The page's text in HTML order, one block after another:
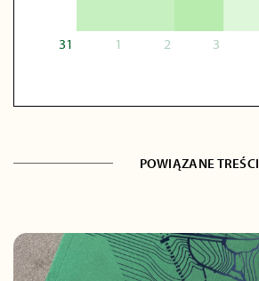
31 1 2 3
POWIĄZANE TREŚCI